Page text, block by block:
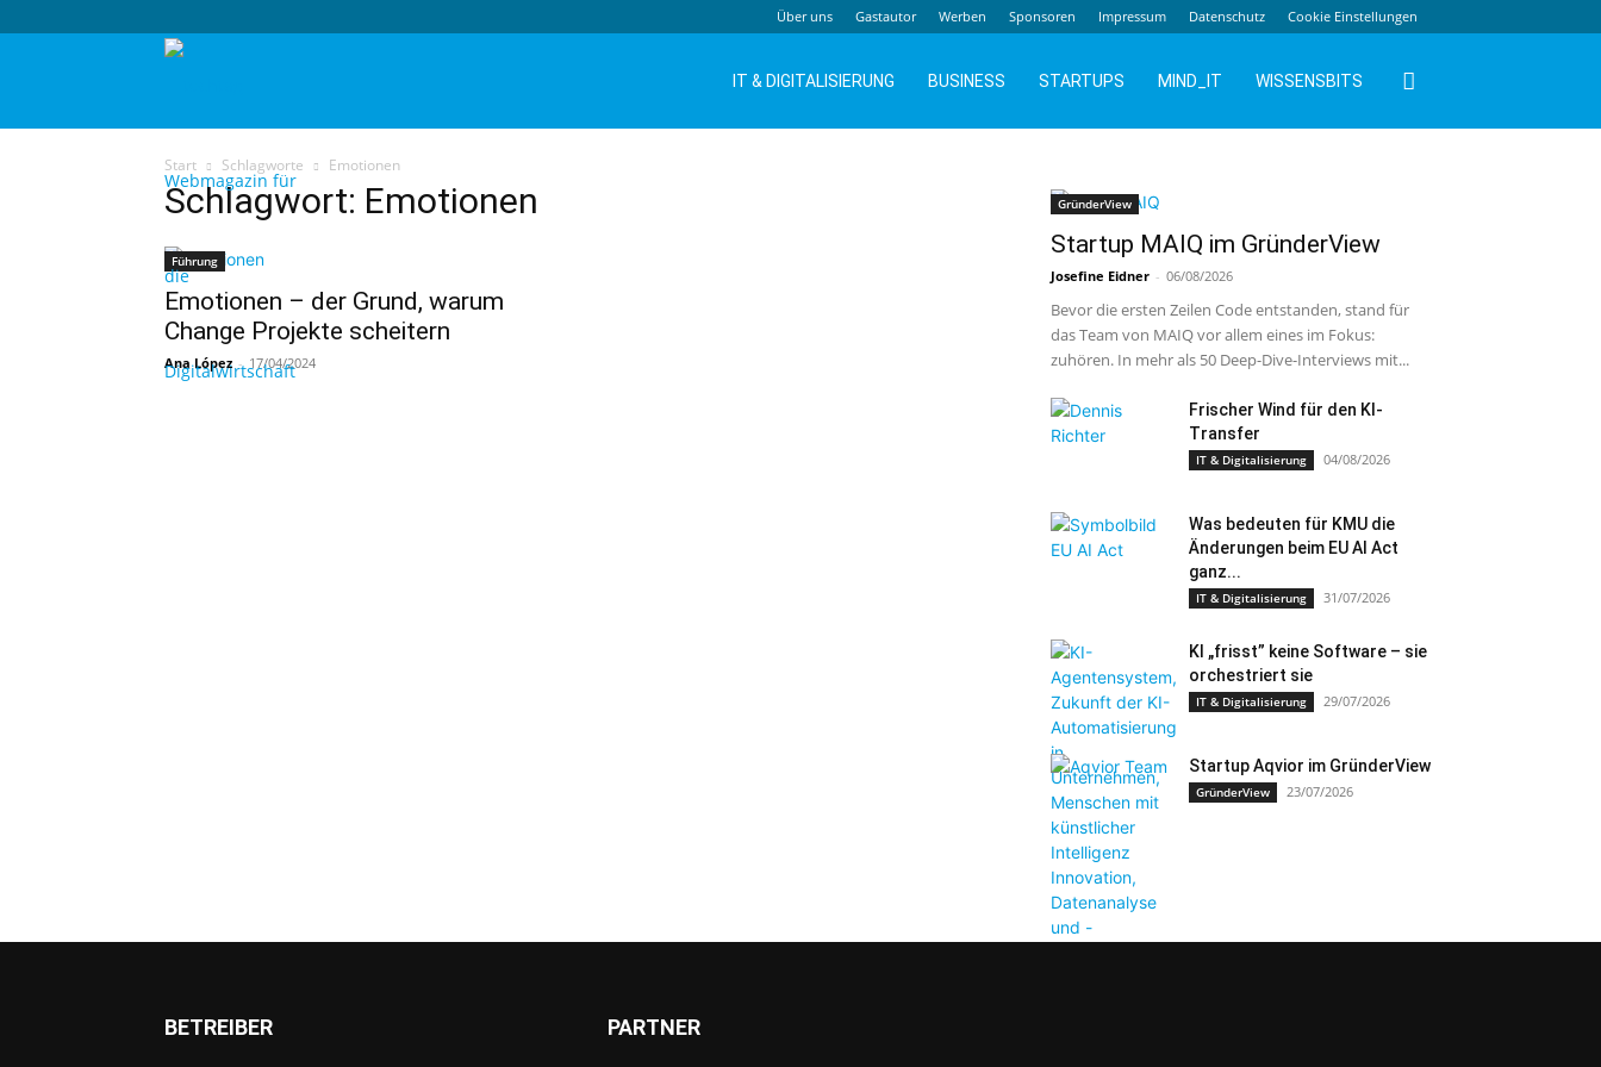
Über uns Gastautor Werben Sponsoren Impressum Datenschutz Cookie Einstellungen
IT & DIGITALISIERUNG BUSINESS STARTUPS MIND_IT WISSENSBITS
Start Schlagworte Emotionen
Schlagwort: Emotionen
Führung
Emotionen – der Grund, warum
Change Projekte scheitern
Ana López - 17/04/2024
GründerView
Startup MAIQ im GründerView
Josefine Eidner - 06/08/2026
Bevor die ersten Zeilen Code entstanden, stand für
das Team von MAIQ vor allem eines im Fokus:
zuhören. In mehr als 50 Deep-Dive-Interviews mit...
Frischer Wind für den KI-
Transfer
IT & Digitalisierung 04/08/2026
Was bedeuten für KMU die
Änderungen beim EU AI Act
ganz...
IT & Digitalisierung 31/07/2026
KI „frisst” keine Software – sie
orchestriert sie
IT & Digitalisierung 29/07/2026
Startup Aqvior im GründerView
GründerView 23/07/2026
BETREIBER PARTNER